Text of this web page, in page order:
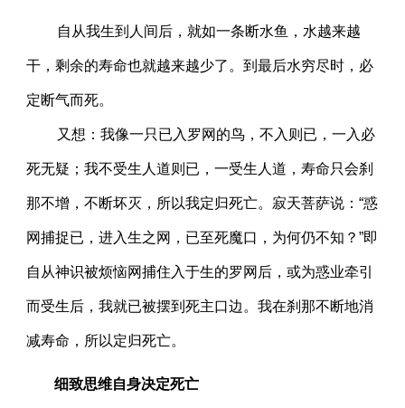
自从我生到人间后，就如一条断水鱼，水越来越
干，剩余的寿命也就越来越少了。到最后水穷尽时，必
定断气而死。
又想：我像一只已入罗网的鸟，不入则已，一入必
死无疑；我不受生人道则已，一受生人道，寿命只会刹
那不增，不断坏灭，所以我定归死亡。寂天菩萨说：“惑
网捕捉已，进入生之网，已至死魔口，为何仍不知？”即
自从神识被烦恼网捕住入于生的罗网后，或为惑业牵引
而受生后，我就已被摆到死主口边。我在刹那不断地消
减寿命，所以定归死亡。
细致思维自身决定死亡